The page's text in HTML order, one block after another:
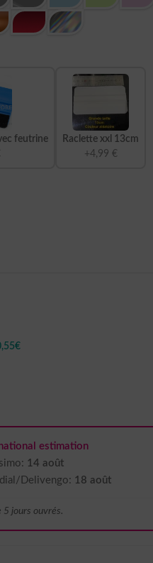
feutrine Raclette xxl 13cm
+4,99 €
estimation
14 août
Delivengo: 18 août
5 jours ouvrés.